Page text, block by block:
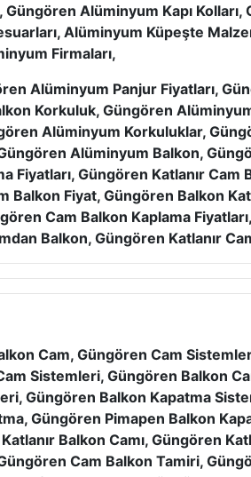
Güngören Alüminyum Kapı
Alüminyum Küpeşte
Firmaları,
Alüminyum Panjur Fiyatları,
Korkuluk, Güngören
Alüminyum Korkuluklar,
Alüminyum Balkon,
Fiyatları, Güngören Katlanır
Balkon Fiyat, Güngören Balkon
Cam Balkon Kaplama
Balkon, Güngören Katlanır
Cam, Güngören Cam
Sistemleri, Güngören Balkon
Güngören Balkon Kapatma
Güngören Pimapen Balkon
Balkon Camı, Güngören
Cam Balkon Tamiri,